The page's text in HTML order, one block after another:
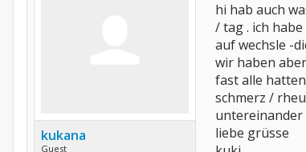
kukana
Guest
hi hab auch
/ tag . ich
auf wechsle -
wir haben
fast alle
schmerz /
liebe grüsse